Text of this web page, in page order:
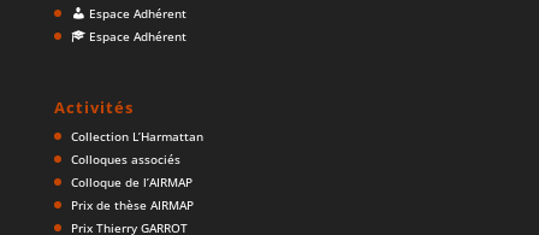
Espace Adhérent
Espace Adhérent
Activités
Collection L’Harmattan
Colloques associés
Colloque de l’AIRMAP
Prix de thèse AIRMAP
Prix Thierry GARROT